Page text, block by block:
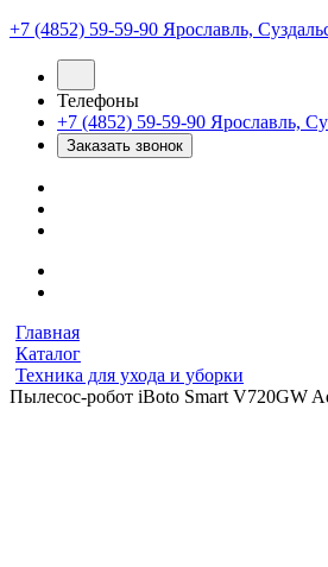
+7 (4852) 59-59-90 Ярославль,
Телефоны
+7 (4852) 59-59-90 Ярославль,
Заказать звонок
Главная
Каталог
Техника для ухода и уборки
Пылесос-робот iBoto Smart V720GW